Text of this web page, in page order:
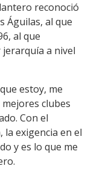
reconoció
Águilas, al que
al que
a nivel
estoy, me
clubes
Con el
la exigencia en el
y es lo que me